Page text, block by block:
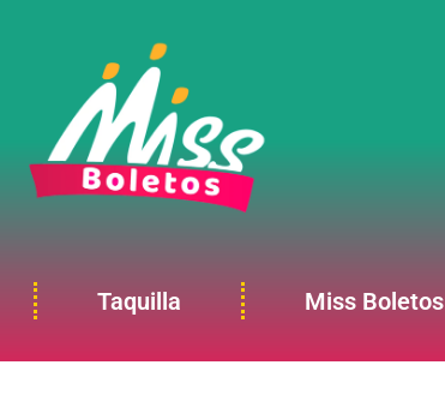
Taquilla Miss Boletos